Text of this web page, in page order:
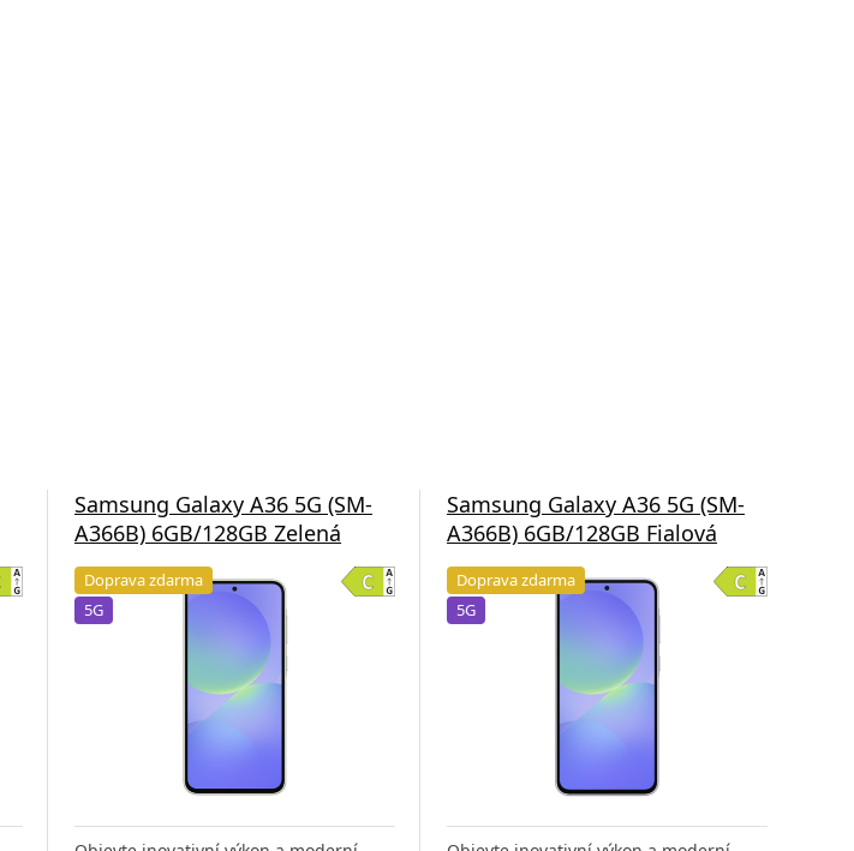
Samsung Galaxy A36 5G (SM-
A366B) 6GB/128GB Zelená
Doprava zdarma
5G
Samsung Galaxy A36 5G (SM-
A366B) 6GB/128GB Fialová
Doprava zdarma
5G